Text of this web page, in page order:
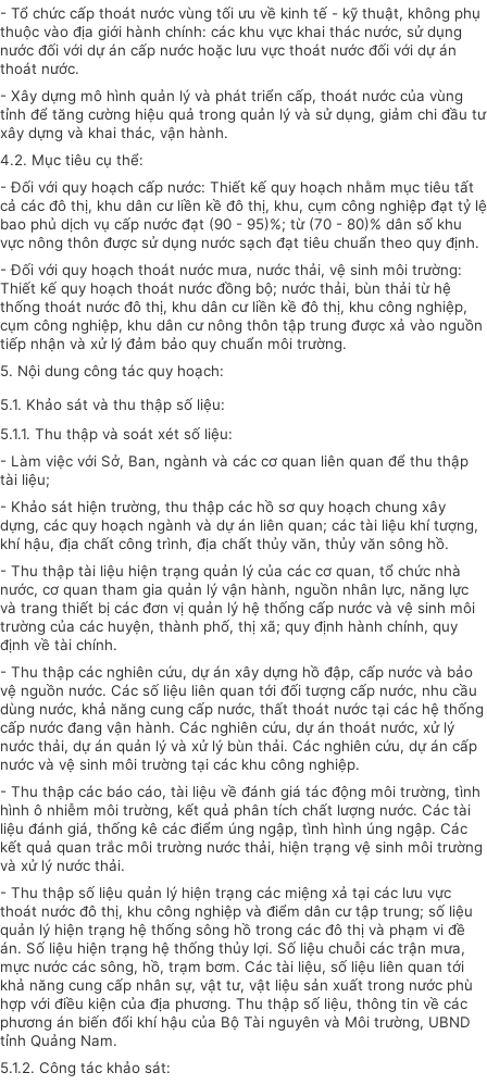
- Tổ chức cấp thoát nước vùng tối ưu về kinh tế - kỹ thuật, không phụ
thuộc vào địa giới hành chính: các khu vực khai thác nước, sử dụng
nước đối với dự án cấp nước hoặc lưu vực thoát nước đối với dự án
thoát nước.
- Xây dựng mô hình quản lý và phát triển cấp, thoát nước của vùng
tỉnh để tăng cường hiệu quả trong quản lý và sử dụng, giảm chi đầu tư
xây dựng và khai thác, vận hành.
4.2. Mục tiêu cụ thể:
- Đối với quy hoạch cấp nước: Thiết kế quy hoạch nhằm mục tiêu tất
cả các đô thị, khu dân cư liền kề đô thị, khu, cụm công nghiệp đạt tỷ lệ
bao phủ dịch vụ cấp nước đạt (90 - 95)%; từ (70 - 80)% dân số khu
vực nông thôn được sử dụng nước sạch đạt tiêu chuẩn theo quy định.
- Đối với quy hoạch thoát nước mưa, nước thải, vệ sinh môi trường:
Thiết kế quy hoạch thoát nước đồng bộ; nước thải, bùn thải từ hệ
thống thoát nước đô thị, khu dân cư liền kề đô thị, khu công nghiệp,
cụm công nghiệp, khu dân cư nông thôn tập trung được xả vào nguồn
tiếp nhận và xử lý đảm bảo quy chuẩn môi trường.
5. Nội dung công tác quy hoạch:
5.1. Khảo sát và thu thập số liệu:
5.1.1. Thu thập và soát xét số liệu:
- Làm việc với Sở, Ban, ngành và các cơ quan liên quan để thu thập
tài liệu;
- Khảo sát hiện trường, thu thập các hồ sơ quy hoạch chung xây
dựng, các quy hoạch ngành và dự án liên quan; các tài liệu khí tượng,
khí hậu, địa chất công trình, địa chất thủy văn, thủy văn sông hồ.
- Thu thập tài liệu hiện trạng quản lý của các cơ quan, tổ chức nhà
nước, cơ quan tham gia quản lý vận hành, nguồn nhân lực, năng lực
và trang thiết bị các đơn vị quản lý hệ thống cấp nước và vệ sinh môi
trường của các huyện, thành phố, thị xã; quy định hành chính, quy
định về tài chính.
- Thu thập các nghiên cứu, dự án xây dựng hồ đập, cấp nước và bảo
vệ nguồn nước. Các số liệu liên quan tới đối tượng cấp nước, nhu cầu
dùng nước, khả năng cung cấp nước, thất thoát nước tại các hệ thống
cấp nước đang vận hành. Các nghiên cứu, dự án thoát nước, xử lý
nước thải, dự án quản lý và xử lý bùn thải. Các nghiên cứu, dự án cấp
nước và vệ sinh môi trường tại các khu công nghiệp.
- Thu thập các báo cáo, tài liệu về đánh giá tác động môi trường, tình
hình ô nhiễm môi trường, kết quả phân tích chất lượng nước. Các tài
liệu đánh giá, thống kê các điểm úng ngập, tình hình úng ngập. Các
kết quả quan trắc môi trường nước thải, hiện trạng vệ sinh môi trường
và xử lý nước thải.
- Thu thập số liệu quản lý hiện trạng các miệng xả tại các lưu vực
thoát nước đô thị, khu công nghiệp và điểm dân cư tập trung; số liệu
quản lý hiện trạng hệ thống sông hồ trong các đô thị và phạm vi đề
án. Số liệu hiện trạng hệ thống thủy lợi. Số liệu chuỗi các trận mưa,
mực nước các sông, hồ, trạm bơm. Các tài liệu, số liệu liên quan tới
khả năng cung cấp nhân sự, vật tư, vật liệu sản xuất trong nước phù
hợp với điều kiện của địa phương. Thu thập số liệu, thông tin về các
phương án biến đổi khí hậu của Bộ Tài nguyên và Môi trường, UBND
tỉnh Quảng Nam.
5.1.2. Công tác khảo sát: